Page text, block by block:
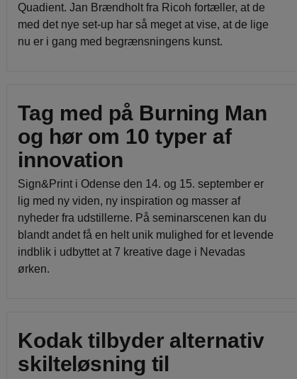
Quadient. Jan Brændholt fra Ricoh fortæller, at de
med det nye set-up har så meget at vise, at de lige
nu er i gang med begrænsningens kunst.
Tag med på Burning Man
og hør om 10 typer af
innovation
Sign&Print i Odense den 14. og 15. september er
lig med ny viden, ny inspiration og masser af
nyheder fra udstillerne. På seminarscenen kan du
blandt andet få en helt unik mulighed for et levende
indblik i udbyttet at 7 kreative dage i Nevadas
ørken.
Kodak tilbyder alternativ
skilteløsning til